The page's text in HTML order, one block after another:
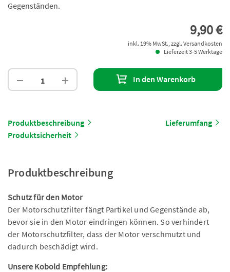
Gegenständen.
9,90 €
inkl. 19% MwSt., zzgl. Versandkosten
Lieferzeit 3-5 Werktage
In den Warenkorb
Produktbeschreibung
Lieferumfang
Produktsicherheit
Produktbeschreibung
Schutz für den Motor
Der Motorschutzfilter fängt Partikel und Gegenstände ab,
bevor sie in den Motor eindringen können. So verhindert
der Motorschutzfilter, dass der Motor verschmutzt und
dadurch beschädigt wird.
Unsere Kobold Empfehlung: